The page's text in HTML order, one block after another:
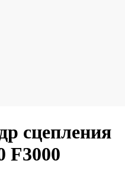
сцепления
F3000